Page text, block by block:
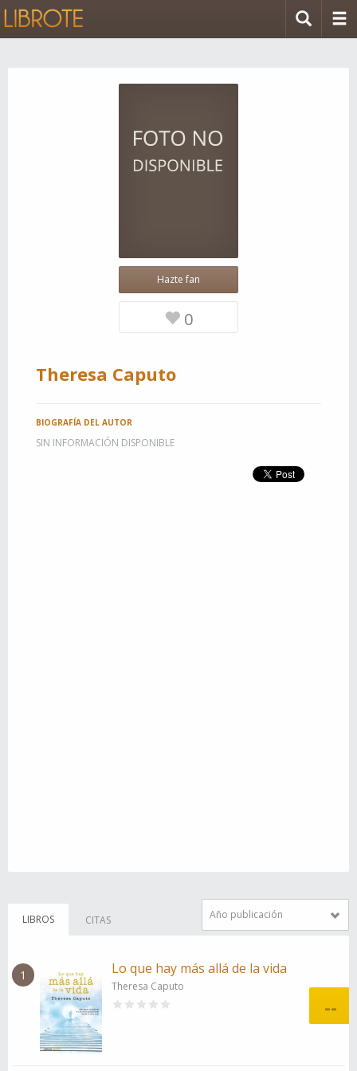
Hazte fan
0
Theresa Caputo
BIOGRAFÍA DEL AUTOR
SIN INFORMACIÓN DISPONIBLE
LIBROS CITAS Año publicación
1 Lo que hay más allá de la vida
Theresa Caputo
--